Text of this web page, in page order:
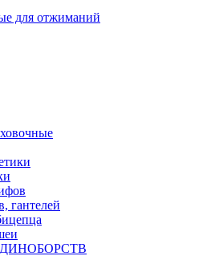
для отжиманий
гантелей